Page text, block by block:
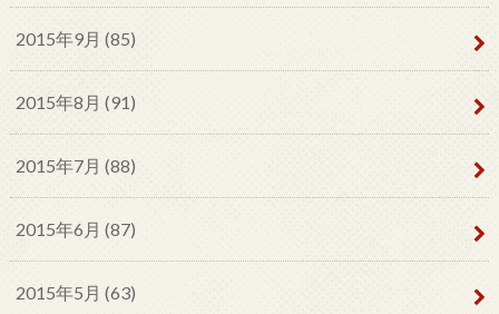
2015年9月 (85)
2015年8月 (91)
2015年7月 (88)
2015年6月 (87)
2015年5月 (63)